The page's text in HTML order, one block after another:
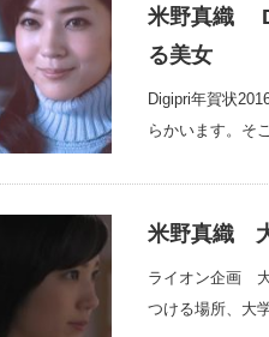
米野真織
る美女
Digipri年賀状
らかいます。そ
米野真織
ライオン企画
つける場所、大